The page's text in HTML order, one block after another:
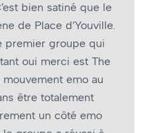
bien satiné que le
de Place d’Youville.
premier groupe qui
oui merci est The
emo au
être totalement
un côté emo